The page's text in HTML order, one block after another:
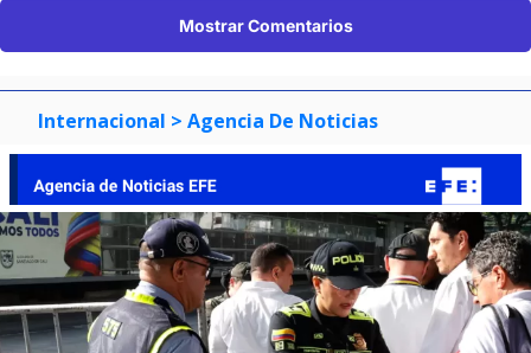
Mostrar Comentarios
Internacional > Agencia De Noticias